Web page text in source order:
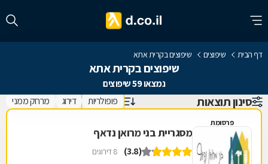
דף הבית שיפוצים שיפוצים בקרית אתא
שיפוצים בקרית אתא
נמצאו 59 שיפוצים
סינון תוצאות פופולריות דירוג מרחק ממני
פרסומת
מסגריית בני מרואן נדאף
(3.8) 8 דירוגים